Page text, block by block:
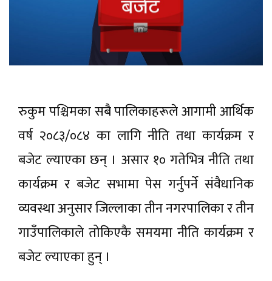
रुकुम पश्चिमका सबै पालिकाहरूले आगामी आर्थिक
वर्ष २०८३/०८४ का लागि नीति तथा कार्यक्रम र
बजेट ल्याएका छन् । असार १० गतेभित्र नीति तथा
कार्यक्रम र बजेट सभामा पेस गर्नुपर्ने संवैधानिक
व्यवस्था अनुसार जिल्लाका तीन नगरपालिका र तीन
गाउँपालिकाले तोकिएकै समयमा नीति कार्यक्रम र
बजेट ल्याएका हुन् ।